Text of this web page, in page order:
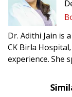
Dr. Adithi Jain is
CK Birla
experience. She
dermatology.